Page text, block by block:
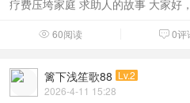
疗费压垮家庭 求助人的故事 大家好
 60阅读  0评
篱下浅笙歌88 Lv.2
2026-4-11 15:28